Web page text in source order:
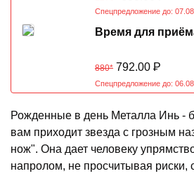
Спецпредложение до:
Время для
880* 792.00 Р
Спецпредложение до:
Рожденные в день Металла Инь -
вам приходит звезда с грозным
нож". Она дает человеку
напролом, не просчитывая риски,